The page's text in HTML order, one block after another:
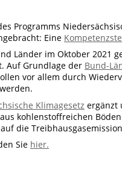
Programms
Eine
Länder im Oktober 2021
Auf Grundlage der Bund-
vor allem durch
Klimagesetz ergänzt
kohlenstoffreichen
die
Sie hier.